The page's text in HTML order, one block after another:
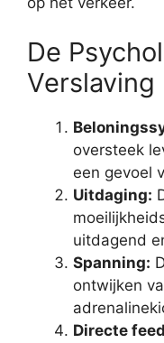
De
Verslaving
oversteek
een gevoel
Uitdaging:
uitdagend
Spanning:
ontwijken
Directe